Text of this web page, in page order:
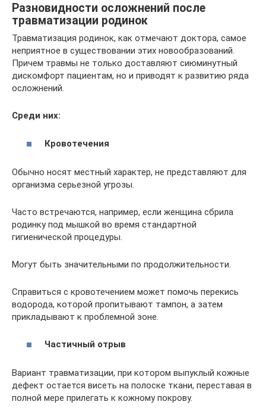
Разновидности осложнений после
травматизации родинок
Травматизация родинок, как отмечают доктора, самое
неприятное в существовании этих новообразований.
Причем травмы не только доставляют сиюминутный
дискомфорт пациентам, но и приводят к развитию ряда
осложнений.
Среди них:
Кровотечения
Обычно носят местный характер, не представляют для
организма серьезной угрозы.
Часто встречаются, например, если женщина сбрила
родинку под мышкой во время стандартной
гигиенической процедуры.
Могут быть значительными по продолжительности.
Справиться с кровотечением может помочь перекись
водорода, которой пропитывают тампон, а затем
прикладывают к проблемной зоне.
Частичный отрыв
Вариант травматизации, при котором выпуклый кожные
дефект остается висеть на полоске ткани, переставая в
полной мере прилегать к кожному покрову.